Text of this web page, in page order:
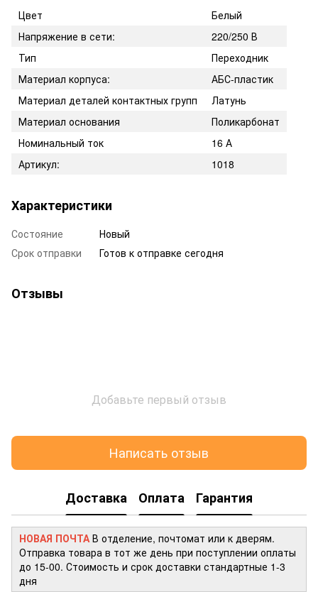
Цвет
Белый
Напряжение в сети:
220/250 В
Тип
Переходник
Материал корпуса:
АБС-пластик
Материал деталей контактных групп
Латунь
Материал основания
Поликарбонат
Номинальный ток
16 А
Артикул:
1018
Характеристики
Состояние
Новый
Срок отправки
Готов к отправке сегодня
Отзывы
Добавьте первый отзыв
Написать отзыв
Доставка Оплата Гарантия
НОВАЯ ПОЧТА В отделение, почтомат или к дверям.
Отправка товара в тот же день при поступлении оплаты
до 15-00. Стоимость и срок доставки стандартные 1-3
дня